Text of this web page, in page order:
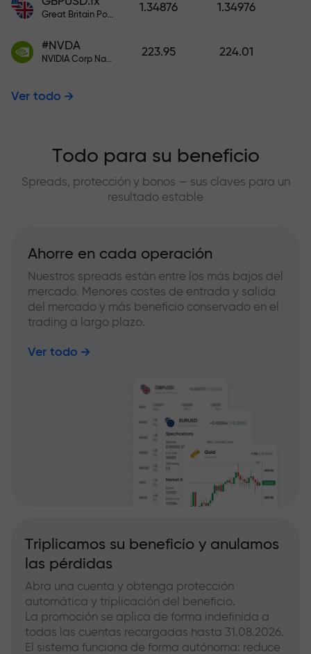
Great Britain Pound vs US Dollar
1.34876 1.34976
#NVDA
NVIDIA Corp Nasdaq Stock Exchange (Nasdaq) USD
223.95 224.01
Ver todo
Todo para su beneficio
Spreads, protección y bonos — sus claves para un
resultado estable
Ahorre en cada operación
Nuestros spreads están entre los más bajos del
mercado. Menores costes de entrada y salida
del mercado y más beneficio conservado en el
trading a largo plazo.
Ver todo
Triplicamos su beneficio y anulamos
las pérdidas
Abra una cuenta y obtenga protección
automática y triplicación del beneficio.
La promoción se aplica de forma indefinida a
todas las cuentas recargadas hasta 31.08.2026.
El sistema funciona de forma autónoma: reduce